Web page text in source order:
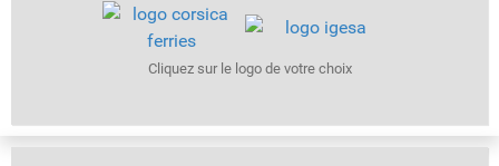
Cliquez sur le logo de votre choix